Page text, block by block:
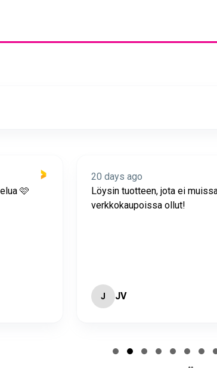
🩷
20 days ago
Löysin tuotteen, jota ei
verkkokaupoissa ollut!
J JV